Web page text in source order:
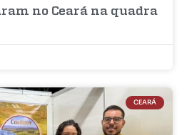
no Ceará na quadra
CEARÁ